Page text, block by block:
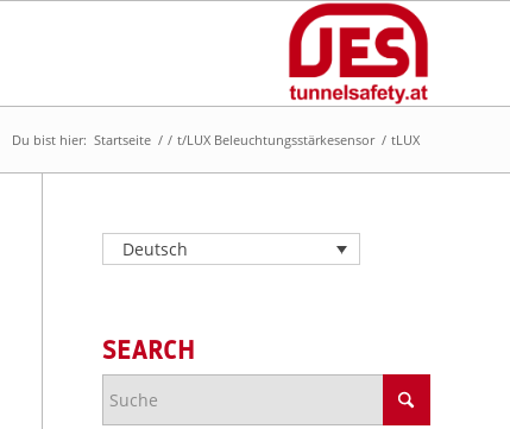
Du bist hier: Startseite / / t/LUX Beleuchtungsstärkesensor / tLUX
Deutsch
SEARCH